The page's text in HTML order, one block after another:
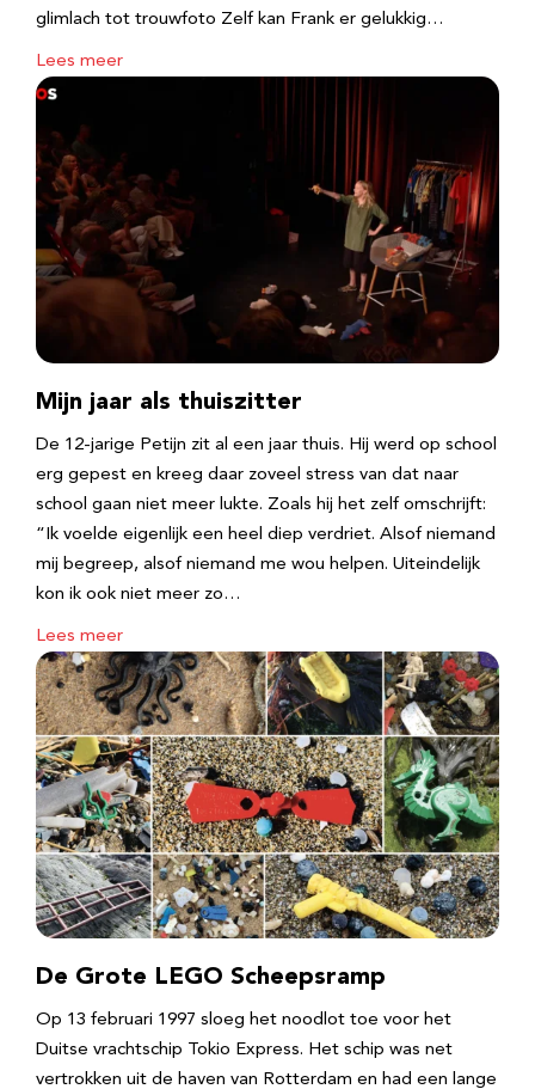
glimlach tot trouwfoto Zelf kan Frank er gelukkig…
Lees meer
Mijn jaar als thuiszitter
De 12-jarige Petijn zit al een jaar thuis. Hij werd op school
erg gepest en kreeg daar zoveel stress van dat naar
school gaan niet meer lukte. Zoals hij het zelf omschrijft:
“Ik voelde eigenlijk een heel diep verdriet. Alsof niemand
mij begreep, alsof niemand me wou helpen. Uiteindelijk
kon ik ook niet meer zo…
Lees meer
De Grote LEGO Scheepsramp
Op 13 februari 1997 sloeg het noodlot toe voor het
Duitse vrachtschip Tokio Express. Het schip was net
vertrokken uit de haven van Rotterdam en had een lange